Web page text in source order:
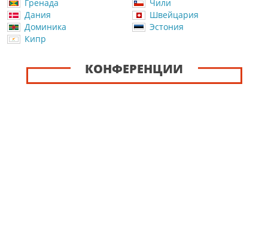
Гренада
Дания
Доминика
Кипр
Чили
Швейцария
Эстония
КОНФЕРЕНЦИИ